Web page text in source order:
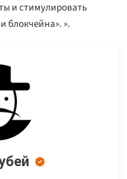
и стимулировать
блокчейна». ».